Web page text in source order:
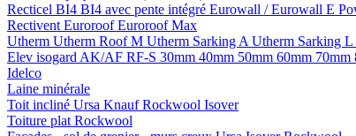
Recticel BI4 BI4 avec pente intégré Eurowall / Eurowall E
Rectivent EuroroofEuroroof Max
Utherm Utherm Roof M Utherm Sarking A Utherm Sarking L
Elev isogard AK/AF RF-S 30mm 40mm 50mm 60mm 70mm
Idelco
Laine minérale
Toit incliné Ursa KnaufRockwool Isover
Toiture plat Rockwool